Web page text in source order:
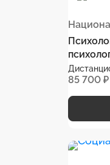
85 700 ₽